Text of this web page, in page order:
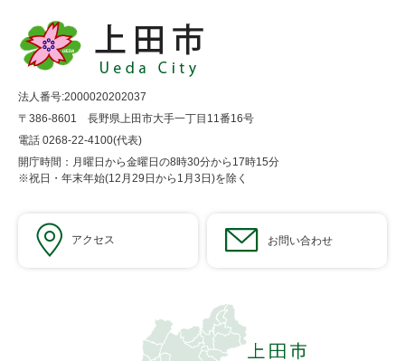
法人番号:2000020202037
〒386-8601 長野県上田市大手一丁目11番16号
電話 0268-22-4100(代表)
開庁時間：月曜日から金曜日の8時30分から17時15分
※祝日・年末年始(12月29日から1月3日)を除く
アクセス お問い合わせ